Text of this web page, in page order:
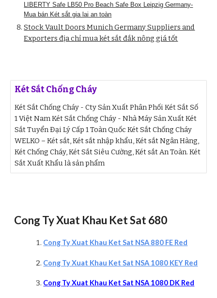
LIBERTY Safe LB50 Pro Beach Safe Box Leipzig Germany-
Mua bán Két sắt gia lai an toàn
Stock Vault Doors Munich Germany Suppliers and
Exporters địa chỉ mua két sắt đắk nông giá tốt
Két Sắt Chống Cháy
Két Sắt Chống Cháy - Cty Sản Xuất Phân Phối Két Sắt Số
1 Việt Nam Két Sắt Chống Cháy - Nhà Máy Sản Xuất Két
Sắt Tuyển Đại Lý Cấp 1 Toàn Quốc Két Sắt Chống Cháy
WELKO – Két sắt, Két sắt nhập khẩu, Két sắt Ngân Hàng,
Két Chống Cháy, Két Sắt Siêu Cường, Két sắt An Toàn. Két
Sắt Xuất Khẩu là sản phẩm
Cong Ty Xuat Khau Ket Sat 680
Cong Ty Xuat Khau Ket Sat NSA 880 FE Red
Cong Ty Xuat Khau Ket Sat NSA 1080 KEY Red
Cong Ty Xuat Khau Ket Sat NSA 1080 DK Red